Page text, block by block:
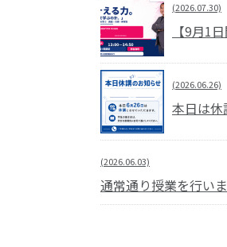
(2026.07.30)
【9月1
(2026.06.26)
本日は休
(2026.06.03)
通常通り授業を行いま